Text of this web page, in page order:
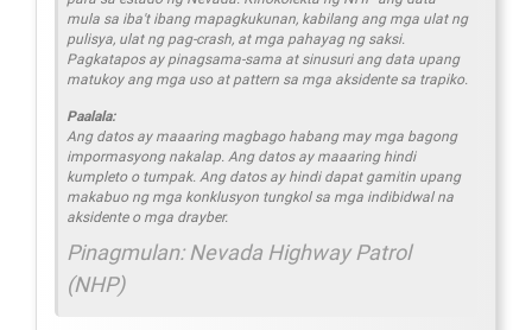
mula sa iba't ibang mapagkukunan, kabilang ang mga ulat ng
pulisya, ulat ng pag-crash, at mga pahayag ng saksi.
Pagkatapos ay pinagsama-sama at sinusuri ang data upang
matukoy ang mga uso at pattern sa mga aksidente sa trapiko.
Paalala:
Ang datos ay maaaring magbago habang may mga bagong
impormasyong nakalap. Ang datos ay maaaring hindi
kumpleto o tumpak. Ang datos ay hindi dapat gamitin upang
makabuo ng mga konklusyon tungkol sa mga indibidwal na
aksidente o mga drayber.
Pinagmulan: Nevada Highway Patrol
(NHP)